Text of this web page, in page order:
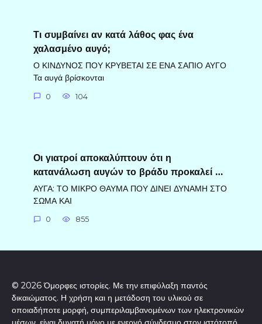
Τι συμβαίνει αν κατά λάθος φας ένα
χαλασμένο αυγό;
Ο ΚΙΝΔΥΝΟΣ ΠΟΥ ΚΡΥΒΕΤΑΙ ΣΕ ΕΝΑ ΣΑΠΙΟ ΑΥΓΟ
Τα αυγά βρίσκονται
0 104
Οι γιατροί αποκαλύπτουν ότι η
κατανάλωση αυγών το βράδυ προκαλεί …
ΑΥΓΑ: ΤΟ ΜΙΚΡΟ ΘΑΥΜΑ ΠΟΥ ΔΙΝΕΙ ΔΥΝΑΜΗ ΣΤΟ
ΣΩΜΑ ΚΑΙ
0 855
© 2026 Όμορφες ιστορίες. Με την επιφύλαξη παντός
δικαιώματος. Η χρήση και η μετάδοση του υλικού σε
οποιαδήποτε μορφή, συμπεριλαμβανομένων των ηλεκτρονικών